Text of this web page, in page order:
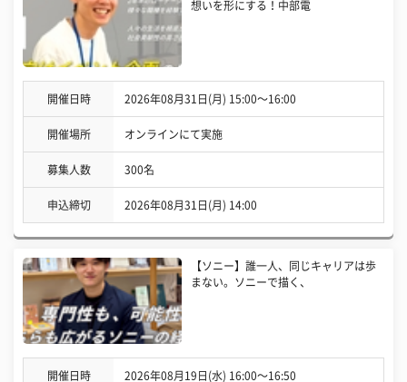
想いを形にする！中部電
開催日時 2026年08月31日(月) 15:00〜16:00
開催場所 オンラインにて実施
募集人数 300名
申込締切 2026年08月31日(月) 14:00
【ソニー】誰一人、同じキャリアは歩
まない。ソニーで描く、
開催日時 2026年08月19日(水) 16:00〜16:50